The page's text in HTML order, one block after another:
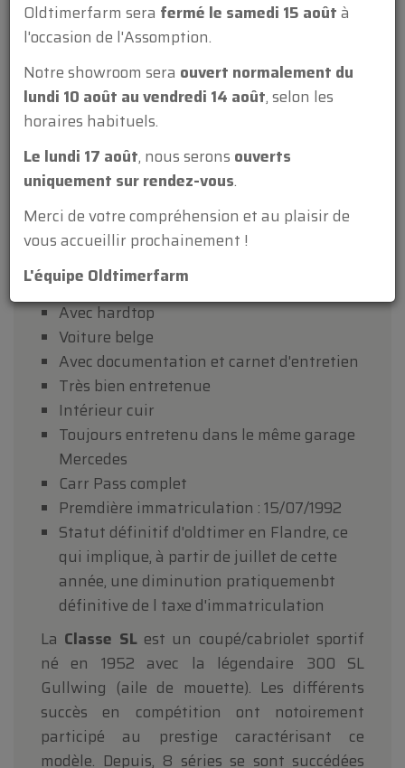
Cylindrée
4973
automatique
conduite à gauche
Avec hardtop
Voiture belge
Avec documentation et carnet d'entretien
Très bien entretenue
Intérieur cuir
Toujours entretenu dans le même garage
Mercedes
Carr Pass complet
Premdière immatriculation : 15/07/1992
Statut définitif d'oldtimer en Flandre, ce
qui implique, à partir de juillet de cette
année, une diminution pratiquemenbt
définitive de l taxe d'immatriculation
La Classe SLest un coupé/cabriolet sportif
né en 1952 avec la légendaire 300 SL
Gullwing (aile de mouette). Les différents
succès en compétition ont notoirement
participé au prestige caractérisant ce
modèle. Depuis, 8 séries se sont succédées
Oldtimerfarm sera fermé le samedi 15 aoûtà
l'occasion de l'Assomption.
Notre showroom sera ouvert normalement du
lundi 10 août au vendredi 14 août, selon les
horaires habituels.
Le lundi 17 août, nous serons ouverts
uniquement sur rendez-vous.
Merci de votre compréhension et au plaisir de
vous accueillir prochainement !
L'équipe Oldtimerfarm